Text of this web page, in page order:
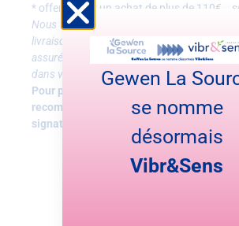
* offerts pour un achat de plus de 110€
Nous tenons à vous informer qu’une
livraison sans signature n’est nullement
assurée en cas de perte ou vol du colis
dans votre boîte aux lettres.
Pour plus de sécurité, nous
recommandons la livraison contre
signature.
*
Gewen La
se nomme
désormais
Vibr&Sens